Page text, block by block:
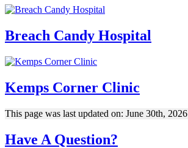
Breach Candy Hospital
Kemps Corner Clinic
This page was last updated on: June 30th, 2026
Have A Question?